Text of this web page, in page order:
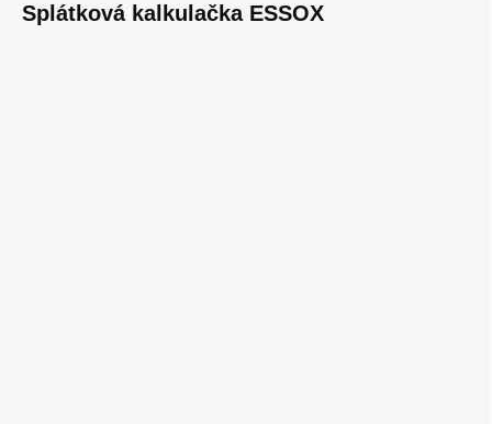
Splátková kalkulačka ESSOX